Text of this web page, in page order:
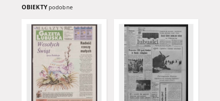
OBIEKTY podobne